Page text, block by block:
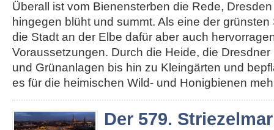
Überall ist vom Bienensterben die Rede, Dresden
hingegen blüht und summt. Als eine der
die Stadt an der Elbe dafür aber auch
Voraussetzungen. Durch die Heide, die
und Grünanlagen bis hin zu Kleingärten und
es für die heimischen Wild- und Honigbienen
Der 579.